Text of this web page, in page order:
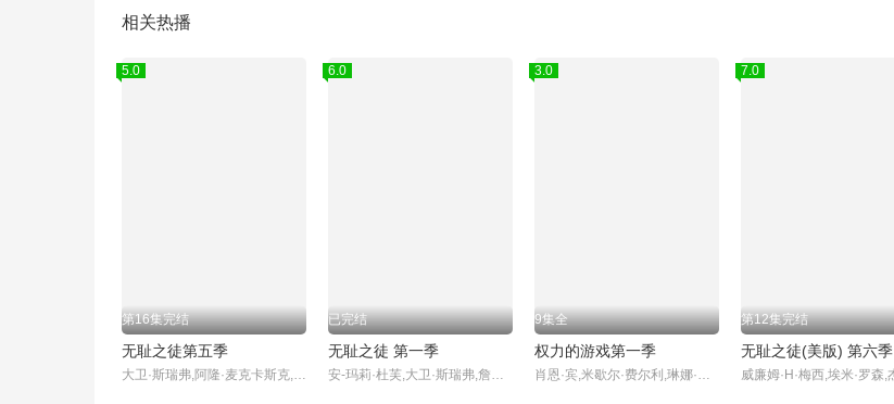
相关热播
5.0
第16集完结
无耻之徒第五季
大卫·斯瑞弗,阿隆·麦克卡斯克,杰拉德·基恩斯
6.0
已完结
无耻之徒 第一季
安-玛莉·杜芙,大卫·斯瑞弗,詹姆斯·麦卡沃伊,玛克辛·皮克
3.0
9集全
权力的游戏第一季
肖恩·宾,米歇尔·费尔利,琳娜·海蒂,彼特·丁拉基,艾米莉亚·克拉克,基特·哈灵顿,苏菲·特纳,麦茜·威廉姆斯,尼古拉·科斯特-瓦尔道,伊恩·格雷,约翰·布莱德利
7.0
第12集完结
无耻之徒(美版) 第六季